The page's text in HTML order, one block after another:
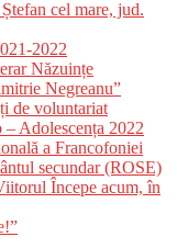
cel mare, jud.
2022
Năzuințe
Negreanu”
de voluntariat
– Adolescența 2022
a Francofoniei
secundar (ROSE)
Începe acum, în